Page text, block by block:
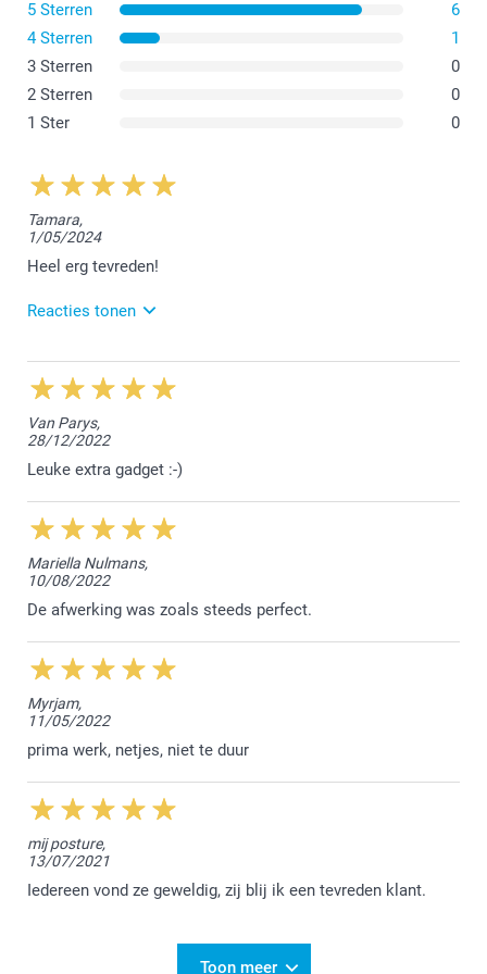
5 Sterren
6
4 Sterren
1
3 Sterren
0
2 Sterren
0
1 Ster
0
Tamara,
1/05/2024
Heel erg tevreden!
Reacties tonen
14/05/2024
11:43
Beste Tamara,
Bedankt voor jouw mooie 5 sterren review. We
vonden het fijn jouw bestelling te mogen afwerken.
Fijne dag!
Nathalie @smartphoto
Van Parys,
28/12/2022
Leuke extra gadget :-)
Mariella Nulmans,
10/08/2022
De afwerking was zoals steeds perfect.
Myrjam,
11/05/2022
prima werk, netjes, niet te duur
mij posture,
13/07/2021
Iedereen vond ze geweldig, zij blij ik een tevreden klant.
Toon meer